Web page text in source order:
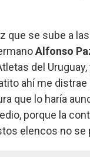
que se sube a
Alfonso
del
ahí me distrae
que lo haría
porque la
elencos no se